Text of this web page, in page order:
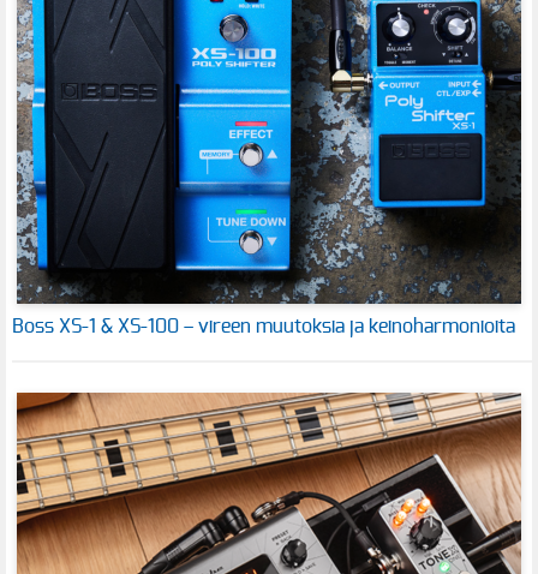
Boss XS-1 & XS-100 – vireen muutoksia ja keinoharmonioita